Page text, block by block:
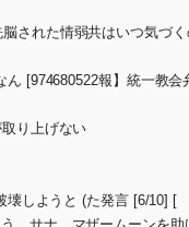
された情弱共はいつ気づく
[974680522報】統一教会
り上げない
しようと (た発言 [6/10] [